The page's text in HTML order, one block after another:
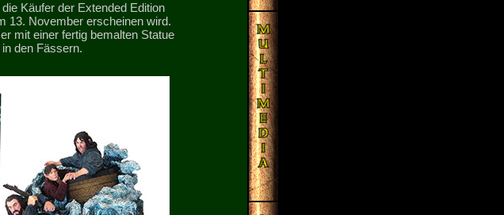
Käufer der Extended Edition
13. November erscheinen wird.
mit einer fertig bemalten Statue
den Fässern.